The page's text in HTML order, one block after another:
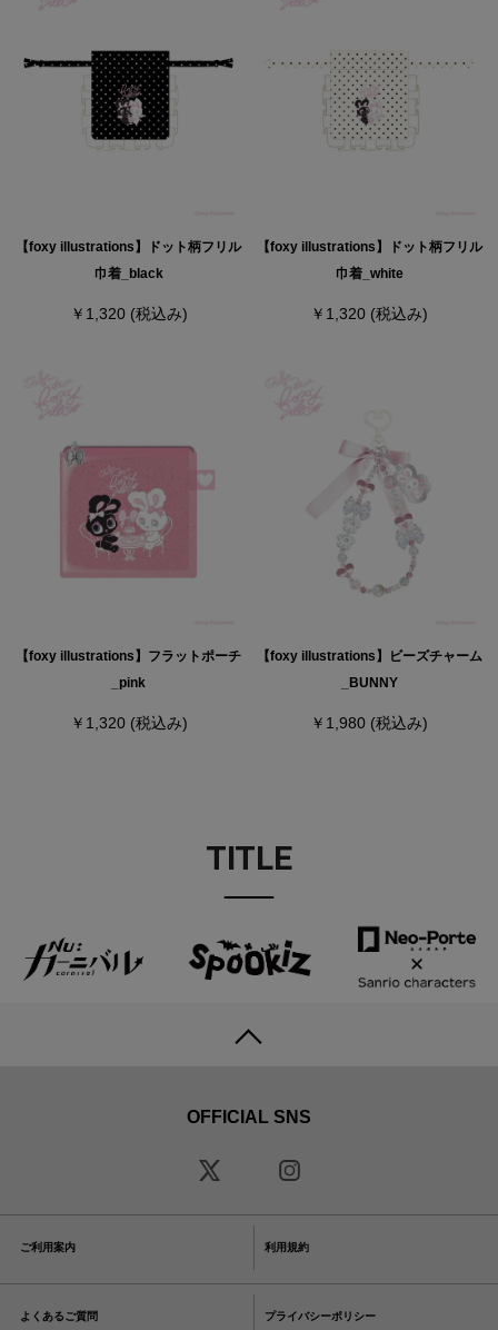
【foxy illustrations】ドット柄フリル
巾着_black
￥1,320 (税込み)
【foxy illustrations】ドット柄フリル
巾着_white
￥1,320 (税込み)
【foxy illustrations】フラットポーチ
_pink
￥1,320 (税込み)
【foxy illustrations】ビーズチャーム
_BUNNY
￥1,980 (税込み)
TITLE
OFFICIAL SNS
ご利用案内 利用規約
よくあるご質問 プライバシーポリシー